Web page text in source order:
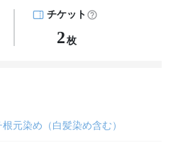
チケット
2 枚
根元染め（白髪染め含む）